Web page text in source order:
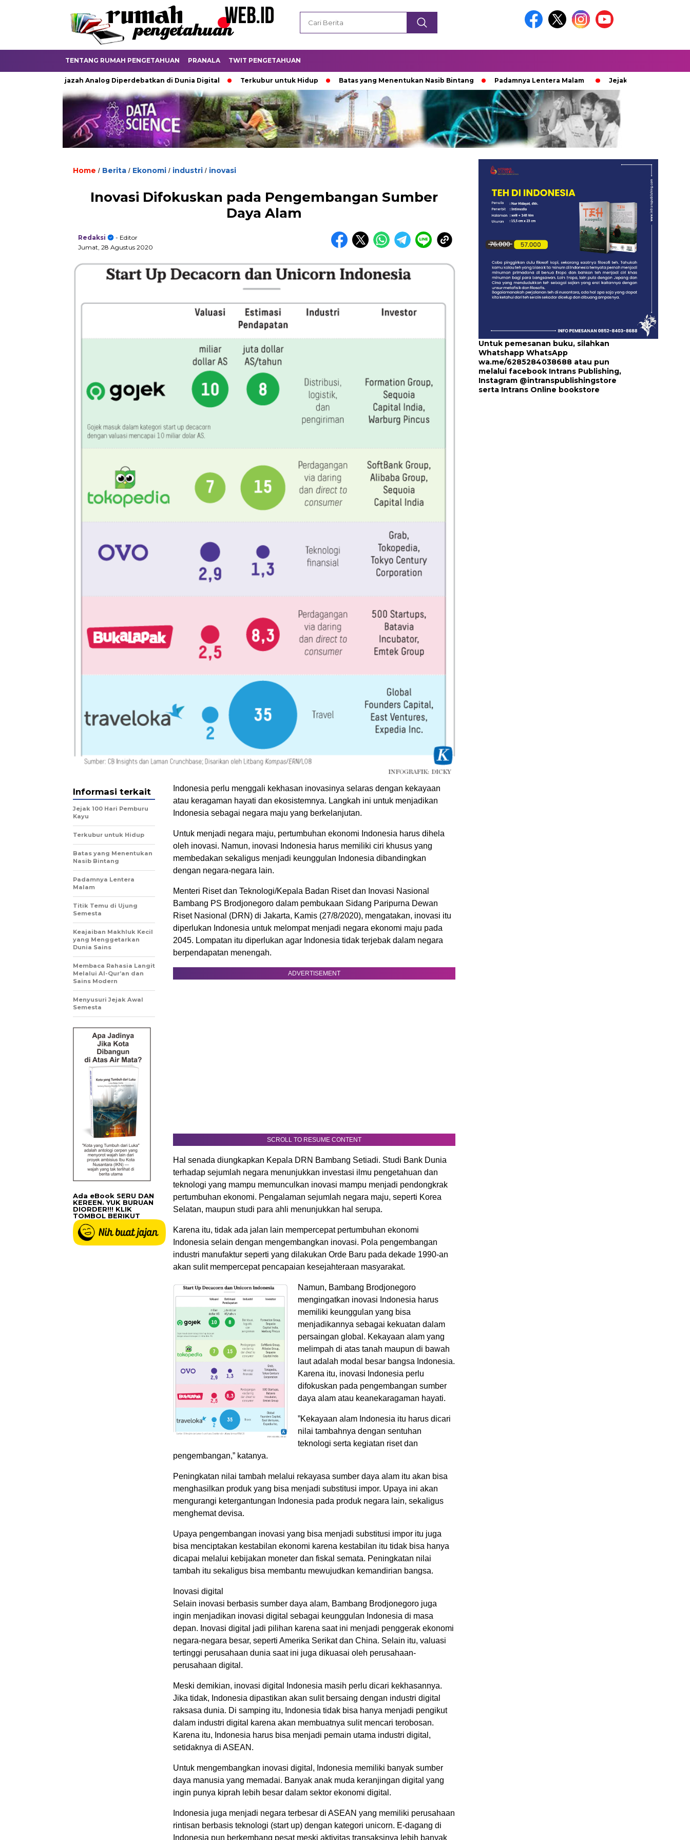
TENTANG RUMAH PENGETAHUAN PRANALA TWIT PENGETAHUAN
Ketika Ijazah Analog Diperdebatkan di Dunia Digital Terkubur untuk Hidup Batas yang Menentukan Nasib Bintang Padamnya Lentera Malam Jejak 100 Hari Pemburu Kayu
Home / Berita / Ekonomi / industri / inovasi
Inovasi Difokuskan pada Pengembangan Sumber
Daya Alam
Redaksi
- Editor
Jumat, 28 Agustus 2020
Indonesia perlu menggali kekhasan inovasinya selaras dengan kekayaan
atau keragaman hayati dan ekosistemnya. Langkah ini untuk menjadikan
Indonesia sebagai negara maju yang berkelanjutan.
Untuk menjadi negara maju, pertumbuhan ekonomi Indonesia harus dihela
oleh inovasi. Namun, inovasi Indonesia harus memiliki ciri khusus yang
membedakan sekaligus menjadi keunggulan Indonesia dibandingkan
dengan negara-negara lain.
Menteri Riset dan Teknologi/Kepala Badan Riset dan Inovasi Nasional
Bambang PS Brodjonegoro dalam pembukaan Sidang Paripurna Dewan
Riset Nasional (DRN) di Jakarta, Kamis (27/8/2020), mengatakan, inovasi itu
diperlukan Indonesia untuk melompat menjadi negara ekonomi maju pada
2045. Lompatan itu diperlukan agar Indonesia tidak terjebak dalam negara
berpendapatan menengah.
ADVERTISEMENT
SCROLL TO RESUME CONTENT
Hal senada diungkapkan Kepala DRN Bambang Setiadi. Studi Bank Dunia
terhadap sejumlah negara menunjukkan investasi ilmu pengetahuan dan
teknologi yang mampu memunculkan inovasi mampu menjadi pendongkrak
pertumbuhan ekonomi. Pengalaman sejumlah negara maju, seperti Korea
Selatan, maupun studi para ahli menunjukkan hal serupa.
Karena itu, tidak ada jalan lain mempercepat pertumbuhan ekonomi
Indonesia selain dengan mengembangkan inovasi. Pola pengembangan
industri manufaktur seperti yang dilakukan Orde Baru pada dekade 1990-an
akan sulit mempercepat pencapaian kesejahteraan masyarakat.
Namun, Bambang Brodjonegoro
mengingatkan inovasi Indonesia harus
memiliki keunggulan yang bisa
menjadikannya sebagai kekuatan dalam
persaingan global. Kekayaan alam yang
melimpah di atas tanah maupun di bawah
laut adalah modal besar bangsa Indonesia.
Karena itu, inovasi Indonesia perlu
difokuskan pada pengembangan sumber
daya alam atau keanekaragaman hayati.
”Kekayaan alam Indonesia itu harus dicari
nilai tambahnya dengan sentuhan
teknologi serta kegiatan riset dan
pengembangan,” katanya.
Peningkatan nilai tambah melalui rekayasa sumber daya alam itu akan bisa
menghasilkan produk yang bisa menjadi substitusi impor. Upaya ini akan
mengurangi ketergantungan Indonesia pada produk negara lain, sekaligus
menghemat devisa.
Upaya pengembangan inovasi yang bisa menjadi substitusi impor itu juga
bisa menciptakan kestabilan ekonomi karena kestabilan itu tidak bisa hanya
dicapai melalui kebijakan moneter dan fiskal semata. Peningkatan nilai
tambah itu sekaligus bisa membantu mewujudkan kemandirian bangsa.
Inovasi digital
Selain inovasi berbasis sumber daya alam, Bambang Brodjonegoro juga
ingin menjadikan inovasi digital sebagai keunggulan Indonesia di masa
depan. Inovasi digital jadi pilihan karena saat ini menjadi penggerak ekonomi
negara-negara besar, seperti Amerika Serikat dan China. Selain itu, valuasi
tertinggi perusahaan dunia saat ini juga dikuasai oleh perusahaan-
perusahaan digital.
Meski demikian, inovasi digital Indonesia masih perlu dicari kekhasannya.
Jika tidak, Indonesia dipastikan akan sulit bersaing dengan industri digital
raksasa dunia. Di samping itu, Indonesia tidak bisa hanya menjadi pengikut
dalam industri digital karena akan membuatnya sulit mencari terobosan.
Karena itu, Indonesia harus bisa menjadi pemain utama industri digital,
setidaknya di ASEAN.
Untuk mengembangkan inovasi digital, Indonesia memiliki banyak sumber
daya manusia yang memadai. Banyak anak muda keranjingan digital yang
ingin punya kiprah lebih besar dalam sektor ekonomi digital.
Indonesia juga menjadi negara terbesar di ASEAN yang memiliki perusahaan
rintisan berbasis teknologi (start up) dengan kategori unicorn. E-dagang di
Indonesia pun berkembang pesat meski aktivitas transaksinya lebih banyak
Informasi terkait
Jejak 100 Hari Pemburu
Kayu
Terkubur untuk Hidup
Batas yang Menentukan
Nasib Bintang
Padamnya Lentera
Malam
Titik Temu di Ujung
Semesta
Keajaiban Makhluk Kecil
yang Menggetarkan
Dunia Sains
Membaca Rahasia Langit
Melalui Al-Qur’an dan
Sains Modern
Menyusuri Jejak Awal
Semesta
Ada eBook SERU DAN
KEREEN. YUK BURUAN
DIORDER!!! KLIK
TOMBOL BERIKUT
Untuk pemesanan buku, silahkan
Whatshapp WhatsApp
wa.me/6285284038688 atau pun
melalui facebook Intrans Publishing,
Instagram @intranspublishingstore
serta Intrans Online bookstore